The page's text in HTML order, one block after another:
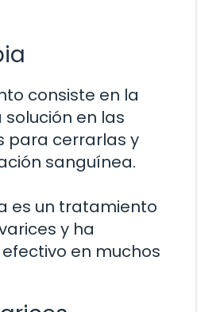
consiste en la
en las
para cerrarlas y
sanguínea.
es un tratamiento
y ha
en muchos